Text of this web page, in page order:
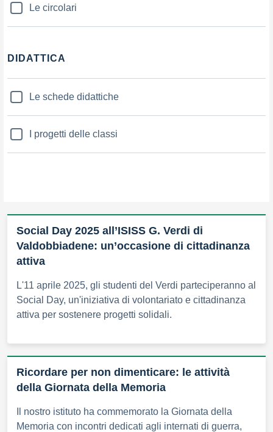
Le circolari
DIDATTICA
Le schede didattiche
I progetti delle classi
Social Day 2025 all’ISISS G. Verdi di
Valdobbiadene: un’occasione di cittadinanza
attiva
L'11 aprile 2025, gli studenti del Verdi parteciperanno al
Social Day, un'iniziativa di volontariato e cittadinanza
attiva per sostenere progetti solidali.
Ricordare per non dimenticare: le attività
della Giornata della Memoria
Il nostro istituto ha commemorato la Giornata della
Memoria con incontri dedicati agli internati di guerra,